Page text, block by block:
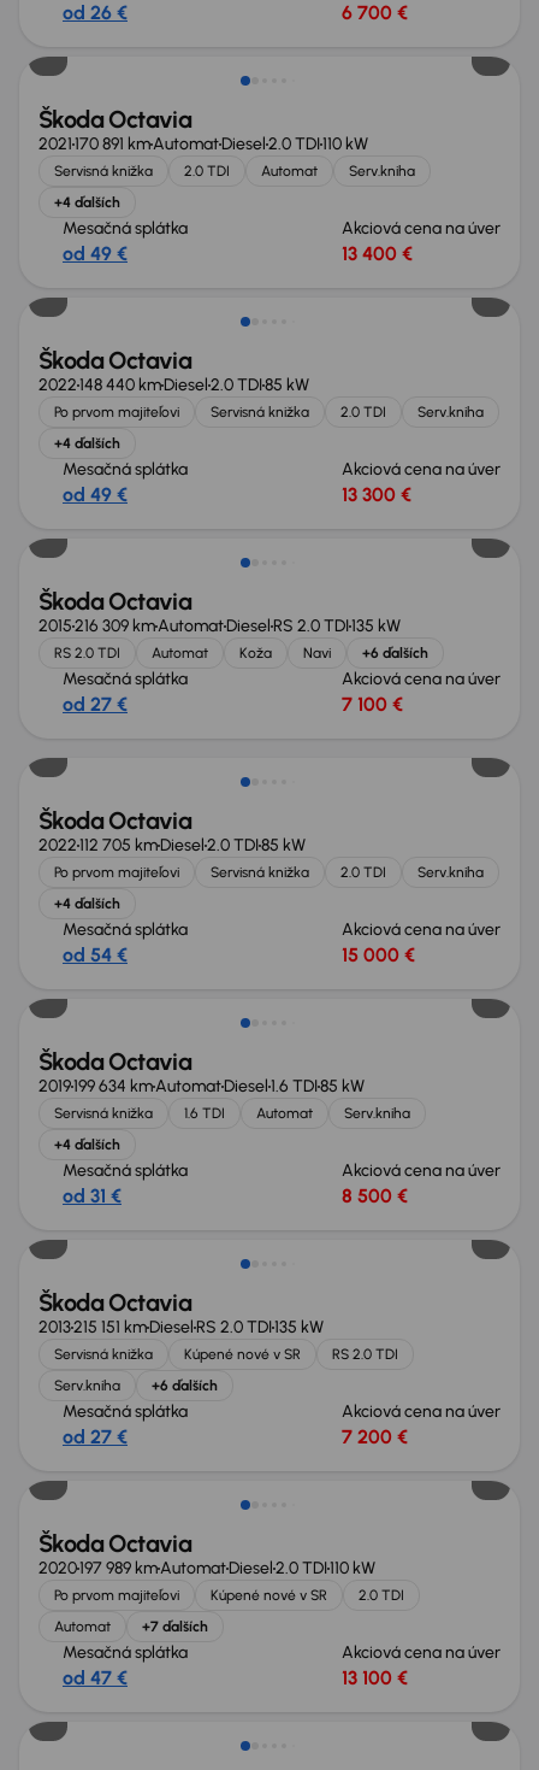
od 26 € 6 700 €
Zlacnené o 900 €
Škoda Octavia
2021170 891 kmAutomatDiesel2.0 TDI110 kW
Servisná knižka 2.0 TDI Automat
Serv.kniha
+4 ďalších
Mesačná splátka
od 49 €
Akciová cena na úver
13 400 €
Možnosť odpočtu DPH
Škoda Octavia
2022148 440 kmDiesel2.0 TDI85 kW
Po prvom majiteľovi Servisná knižka 2.0 TDI
Serv.kniha
+4 ďalších
Mesačná splátka
od 49 €
Akciová cena na úver
13 300 €
Zlacnené o 600 €
Škoda Octavia
2015216 309 kmAutomatDiesel RS 2.0 TDI135 kW
RS 2.0 TDI Automat Koža Navi +6 ďalších
Mesačná splátka
od 27 €
Akciová cena na úver
7 100 €
Škoda Octavia
2022112 705 kmDiesel2.0 TDI85 kW
Po prvom majiteľovi Servisná knižka 2.0 TDI
Serv.kniha
+4 ďalších
Mesačná splátka
od 54 €
Akciová cena na úver
15 000 €
Škoda Octavia
2019199 634 kmAutomatDiesel1.6 TDI85 kW
Servisná knižka 1.6 TDI Automat
Serv.kniha
+4 ďalších
Mesačná splátka
od 31 €
Akciová cena na úver
8 500 €
Zlacnené o 2 800 €
Škoda Octavia
2013215 151 kmDiesel RS 2.0 TDI135 kW
Servisná knižka Kúpené nové v SR
RS 2.0 TDI
Serv.kniha
+6 ďalších
Mesačná splátka
od 27 €
Akciová cena na úver
7 200 €
Zlacnené o 700 €
Škoda Octavia
2020197 989 kmAutomatDiesel2.0 TDI110 kW
Po prvom majiteľovi Kúpené nové v SR
2.0 TDI
Automat
+7 ďalších
Mesačná splátka
od 47 €
Akciová cena na úver
13 100 €